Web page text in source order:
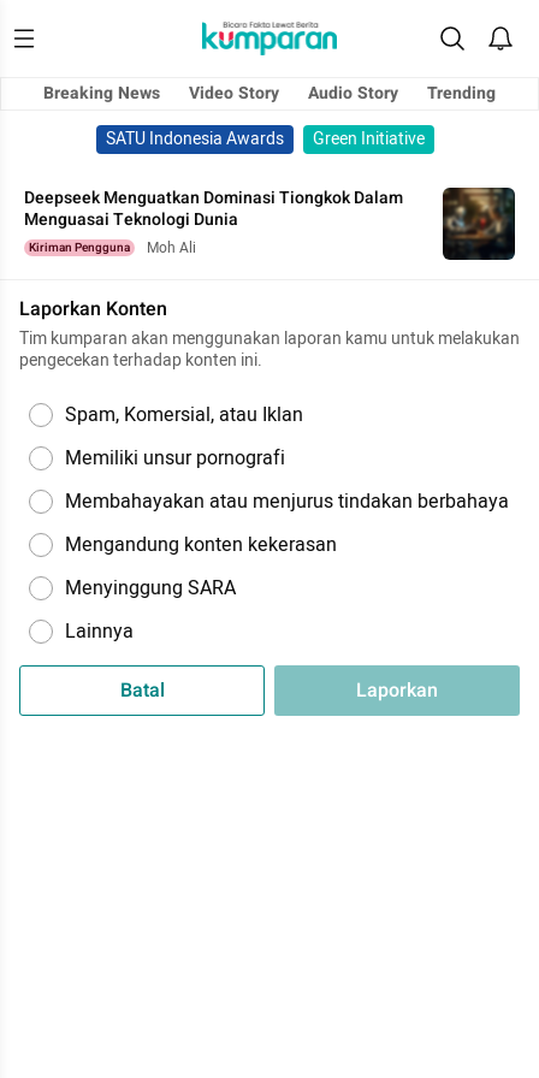
Breaking News Video Story Audio Story
Trending
SATU Indonesia Awards
Green Initiative
Deepseek Menguatkan Dominasi Tiongkok Dalam
Menguasai Teknologi Dunia
Kiriman Pengguna Moh Ali
Laporkan Konten
Tim kumparan akan menggunakan laporan kamu untuk melakukan
pengecekan terhadap konten ini.
Spam, Komersial, atau Iklan
Memiliki unsur pornografi
Membahayakan atau menjurus tindakan berbahaya
Mengandung konten kekerasan
Menyinggung SARA
Lainnya
Batal Laporkan